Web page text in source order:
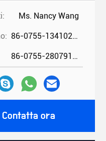
Ms. Nancy Wang
86-0755-13410274294
86-0755-28079166
Contatta ora